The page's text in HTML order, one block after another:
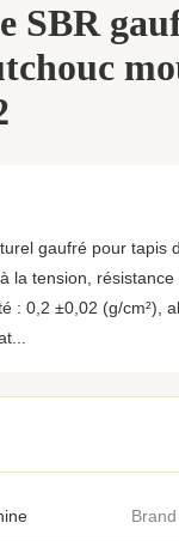
SBR
gaufré pour tapis
la tension,
: 0,2 ±0,02 (g/cm²),